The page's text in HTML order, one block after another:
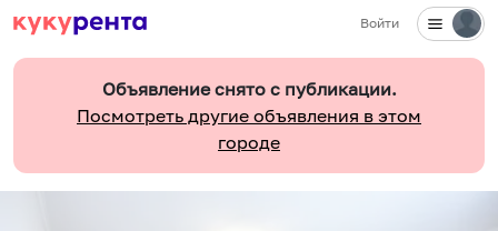
Войти
Объявление снято с публикации.
Посмотреть другие объявления в этом
городе